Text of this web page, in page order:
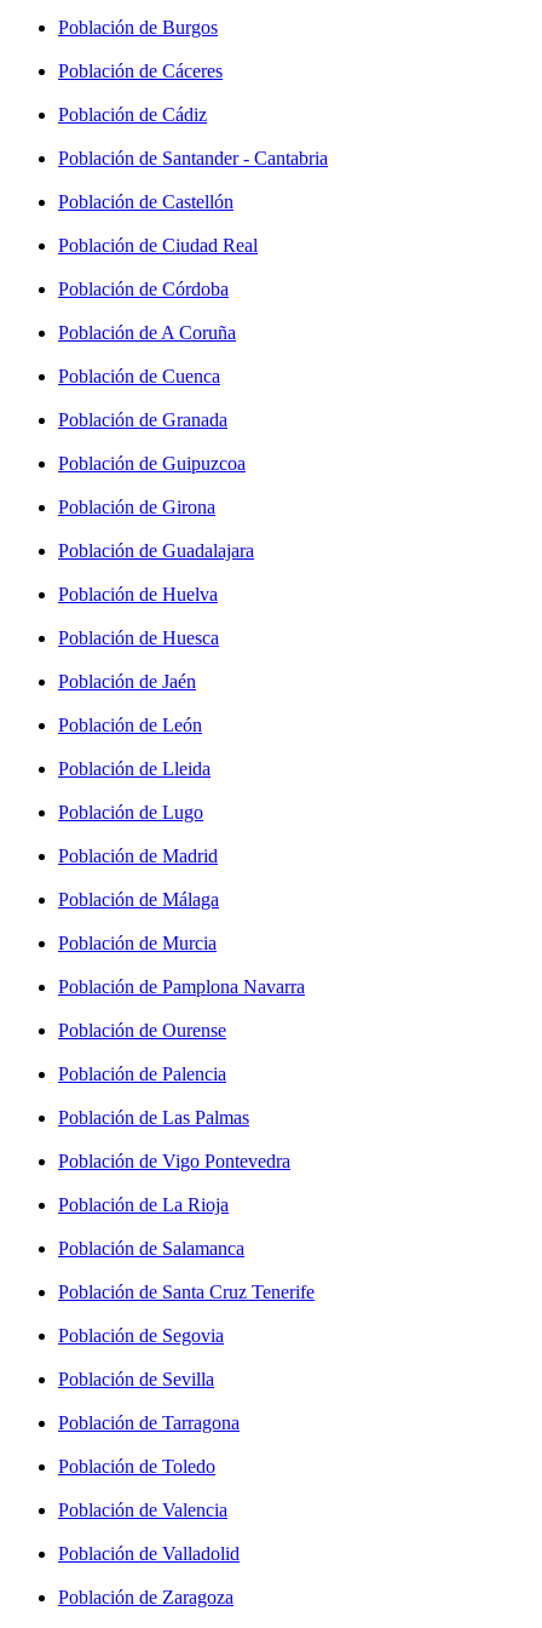
Población de Burgos
Población de Cáceres
Población de Cádiz
Población de Santander - Cantabria
Población de Castellón
Población de Ciudad Real
Población de Córdoba
Población de A Coruña
Población de Cuenca
Población de Granada
Población de Guipuzcoa
Población de Girona
Población de Guadalajara
Población de Huelva
Población de Huesca
Población de Jaén
Población de León
Población de Lleida
Población de Lugo
Población de Madrid
Población de Málaga
Población de Murcia
Población de Pamplona Navarra
Población de Ourense
Población de Palencia
Población de Las Palmas
Población de Vigo Pontevedra
Población de La Rioja
Población de Salamanca
Población de Santa Cruz Tenerife
Población de Segovia
Población de Sevilla
Población de Tarragona
Población de Toledo
Población de Valencia
Población de Valladolid
Población de Zaragoza